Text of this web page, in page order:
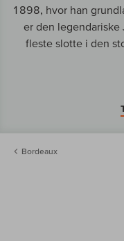
1898, hvor han
er den legendariske
fleste slotte i den
Bordeaux